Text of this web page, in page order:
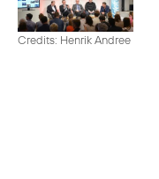
Credits: Henrik Andree